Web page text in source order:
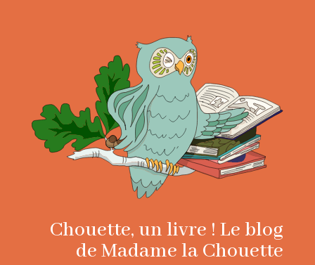
Chouette, un livre ! Le blog
de Madame la Chouette